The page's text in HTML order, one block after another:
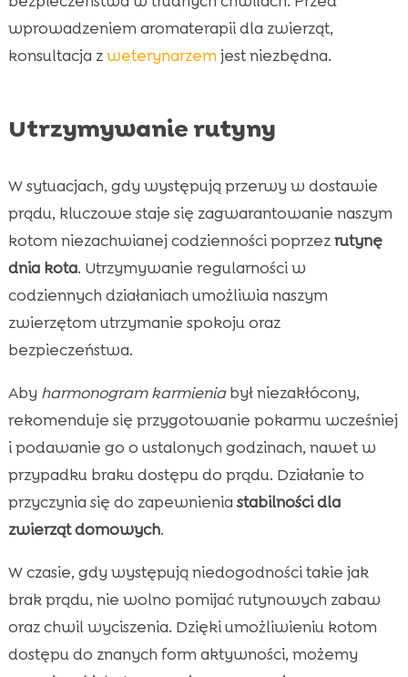
wprowadzeniem aromaterapii dla zwierząt,
konsultacja zweterynarzem jest niezbędna.
Utrzymywanie rutyny
W sytuacjach, gdy występują przerwy w dostawie
prądu, kluczowe staje się zagwarantowanie naszym
kotom niezachwianej codzienności poprzezrutynę
dnia kota. Utrzymywanie regularności w
codziennych działaniach umożliwia naszym
zwierzętom utrzymanie spokoju oraz
bezpieczeństwa.
Aby harmonogram karmieniabył niezakłócony,
rekomenduje się przygotowanie pokarmu wcześniej
i podawanie go o ustalonych godzinach, nawet w
przypadku braku dostępu do prądu. Działanie to
przyczynia się do zapewnienia stabilności dla
zwierząt domowych.
W czasie, gdy występują niedogodności takie jak
brak prądu, nie wolno pomijać rutynowych zabaw
oraz chwil wyciszenia. Dzięki umożliwieniu kotom
dostępu do znanych form aktywności, możemy